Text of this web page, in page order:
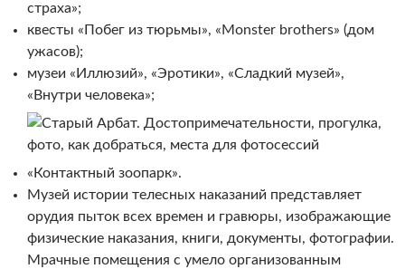
страха»;
квесты «Побег из тюрьмы», «Monster brothers» (дом
ужасов);
музеи «Иллюзий», «Эротики», «Сладкий музей»,
«Внутри человека»;
«Контактный зоопарк».
Музей истории телесных наказаний представляет
орудия пыток всех времен и гравюры, изображающие
физические наказания, книги, документы, фотографии.
Мрачные помещения с умело организованным